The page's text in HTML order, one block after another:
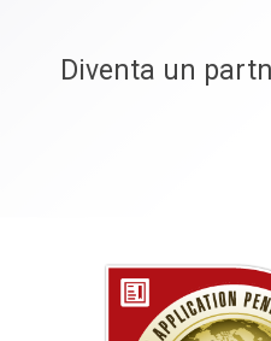
Diventa un